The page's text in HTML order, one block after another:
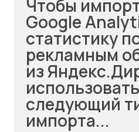
Чтобы
Google
статистику
рекламным
из
использовать
следующий
импорта...